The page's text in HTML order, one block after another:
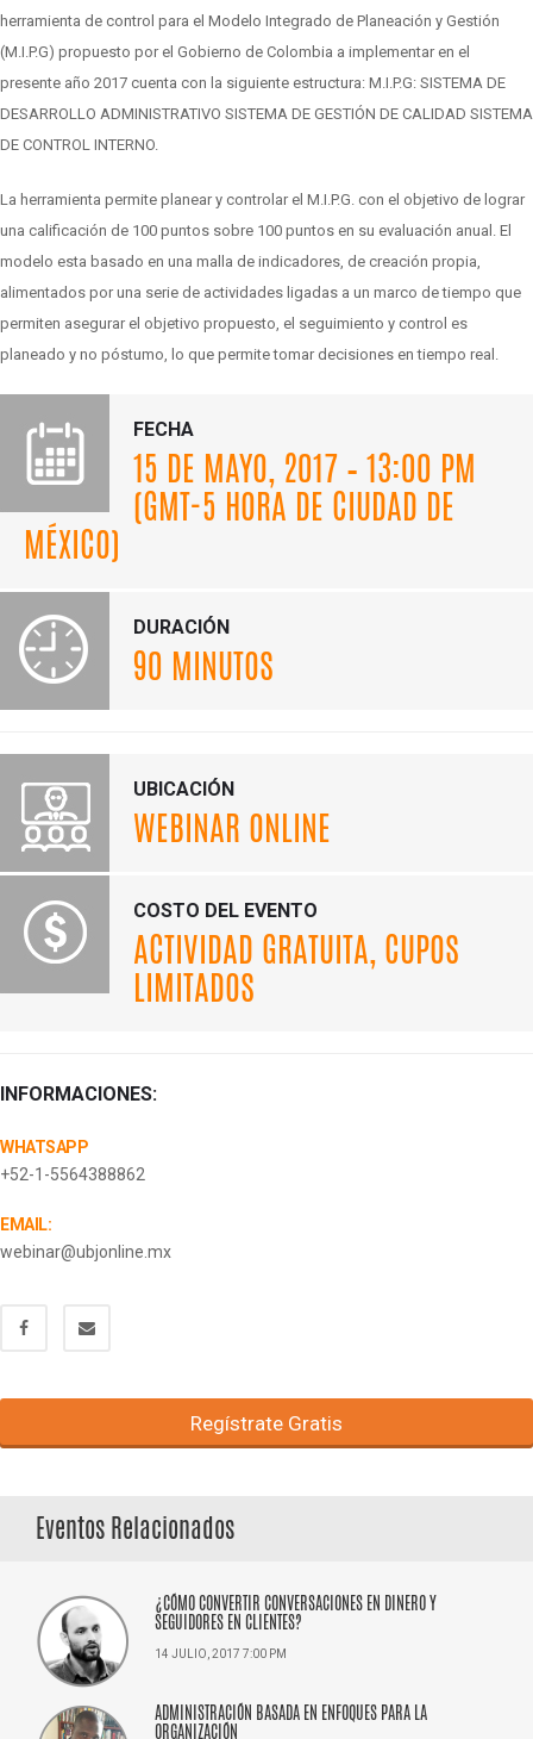
herramienta de control para el Modelo Integrado de Planeación y Gestión
(M.I.P.G) propuesto por el Gobierno de Colombia a implementar en el
presente año 2017 cuenta con la siguiente estructura: M.I.P.G: SISTEMA DE
DESARROLLO ADMINISTRATIVO SISTEMA DE GESTIÓN DE CALIDAD SISTEMA
DE CONTROL INTERNO.
La herramienta permite planear y controlar el M.I.P.G. con el objetivo de lograr
una calificación de 100 puntos sobre 100 puntos en su evaluación anual. El
modelo esta basado en una malla de indicadores, de creación propia,
alimentados por una serie de actividades ligadas a un marco de tiempo que
permiten asegurar el objetivo propuesto, el seguimiento y control es
planeado y no póstumo, lo que permite tomar decisiones en tiempo real.
FECHA
15 DE MAYO, 2017 – 13:00 PM
(GMT-5 HORA DE CIUDAD DE
MÉXICO)
DURACIÓN
90 MINUTOS
UBICACIÓN
WEBINAR ONLINE
COSTO DEL EVENTO
ACTIVIDAD GRATUITA, CUPOS
LIMITADOS
INFORMACIONES:
WHATSAPP
+52-1-5564388862​⁠​
EMAIL:
webinar@ubjonline.mx
Regístrate Gratis
Eventos Relacionados
¿CÓMO CONVERTIR CONVERSACIONES EN DINERO Y
SEGUIDORES EN CLIENTES?
14 JULIO, 2017 7:00 PM
ADMINISTRACIÓN BASADA EN ENFOQUES PARA LA
ORGANIZACIÓN